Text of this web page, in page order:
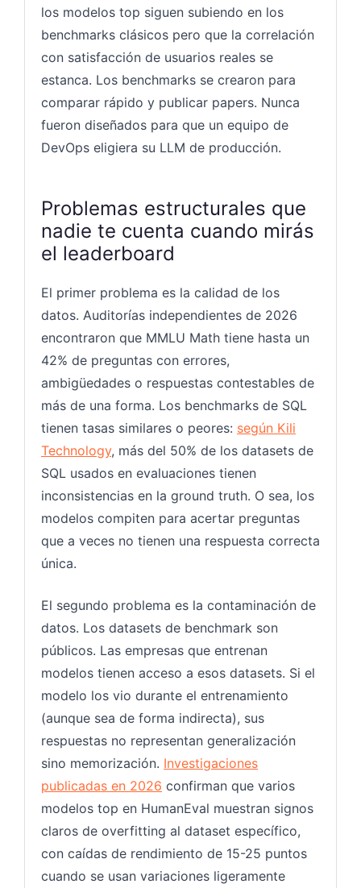
los modelos top siguen subiendo en los
benchmarks clásicos pero que la correlación
con satisfacción de usuarios reales se
estanca. Los benchmarks se crearon para
comparar rápido y publicar papers. Nunca
fueron diseñados para que un equipo de
DevOps eligiera su LLM de producción.
Problemas estructurales que
nadie te cuenta cuando mirás
el leaderboard
El primer problema es la calidad de los
datos. Auditorías independientes de 2026
encontraron que MMLU Math tiene hasta un
42% de preguntas con errores,
ambigüedades o respuestas contestables de
más de una forma. Los benchmarks de SQL
tienen tasas similares o peores: según Kili
Technology, más del 50% de los datasets de
SQL usados en evaluaciones tienen
inconsistencias en la ground truth. O sea, los
modelos compiten para acertar preguntas
que a veces no tienen una respuesta correcta
única.
El segundo problema es la contaminación de
datos. Los datasets de benchmark son
públicos. Las empresas que entrenan
modelos tienen acceso a esos datasets. Si el
modelo los vio durante el entrenamiento
(aunque sea de forma indirecta), sus
respuestas no representan generalización
sino memorización. Investigaciones
publicadas en 2026 confirman que varios
modelos top en HumanEval muestran signos
claros de overfitting al dataset específico,
con caídas de rendimiento de 15-25 puntos
cuando se usan variaciones ligeramente